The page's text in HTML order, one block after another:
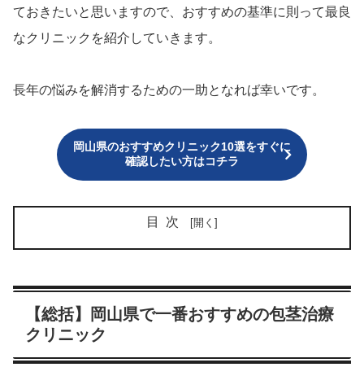
ておきたいと思いますので、おすすめの基準に則って最良
なクリニックを紹介していきます。
長年の悩みを解消するための一助となれば幸いです。
岡山県のおすすめクリニック10選をすぐに
確認したい方はコチラ
目次
【総括】岡山県で一番おすすめの包茎治療
クリニック